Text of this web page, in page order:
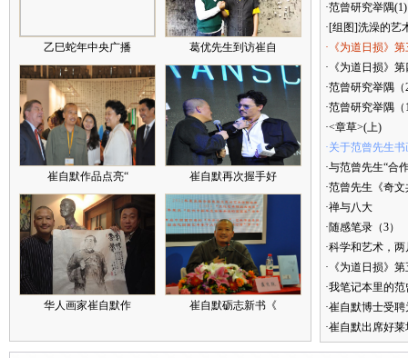
乙巳蛇年中央广播 葛优先生到访崔自
崔自默作品点亮“ 崔自默再次握手好
华人画家崔自默作 崔自默砺志新书《
·范曾研究举隅(1)
·[组图]洗澡的艺
·《为道日损》
·《为道日损》
·范曾研究举隅（
·范曾研究举隅（
·<章草>(上)
·关于范曾先生
·与范曾先生“合
·范曾先生《奇
·禅与八大
·随感笔录（3）
·科学和艺术，
·《为道日损》
·我笔记本里的
·崔自默博士受
·崔自默出席好